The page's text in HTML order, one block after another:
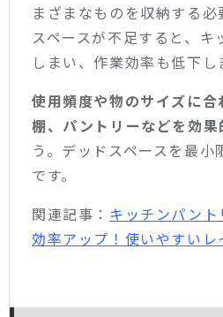
まざまなものを収納する
スペースが不足すると、キ
しまい、作業効率も低下し
使用頻度や物のサイズに合
棚、パントリーなどを効果
う。デッドスペースを最小
です。
関連記事： キッチンパン
効率アップ！使いやすいレ